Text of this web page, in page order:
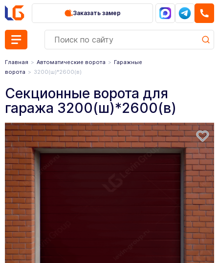
Заказать замер
Главная Автоматические ворота
Гаражные
ворота
3200(ш)*2600(в)
Секционные ворота для
гаража 3200(ш)*2600(в)